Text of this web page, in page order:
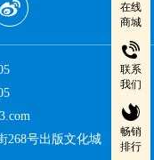
在线
商城
联系
我们
畅销
排行
268号出版文化城